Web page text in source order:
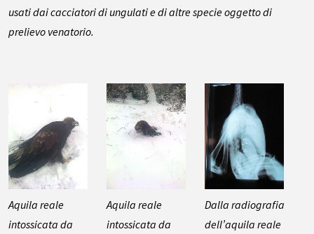
usati dai cacciatori di ungulati e di altre specie oggetto di
prelievo venatorio.
Aquila reale
intossicata da
Aquila reale
intossicata da
Dalla radiografia
dell’aquila reale